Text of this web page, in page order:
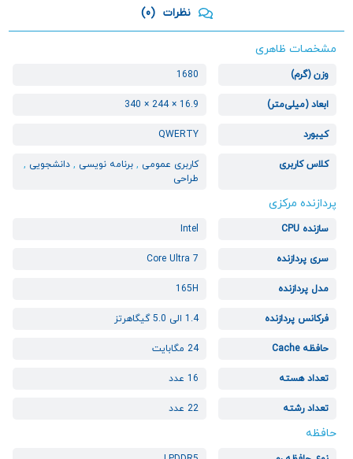
نظرات (0)
مشخصات ظاهری
وزن (گرم) 1680
ابعاد (میلی‌متر) 16.9 × 244 × 340
کیبورد QWERTY
کلاس کاربری کاربری عمومی ,برنامه نویسی ,دانشجویی ,
طراحی
پردازنده مرکزی
سازنده CPU Intel
سری پردازنده Core Ultra 7
مدل پردازنده 165H
فرکانس پردازنده 1.4 الی 5.0 گیگاهرتز
حافظه Cache 24 مگابایت
تعداد هسته 16 عدد
تعداد رشته 22 عدد
حافظه